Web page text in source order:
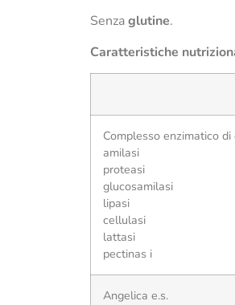
Senzaglutine.
Caratteristiche
Complesso enzimatico di
amilasi
proteasi
glucosamilasi
lipasi
cellulasi
lattasi
pectinas i
Angelica e.s.